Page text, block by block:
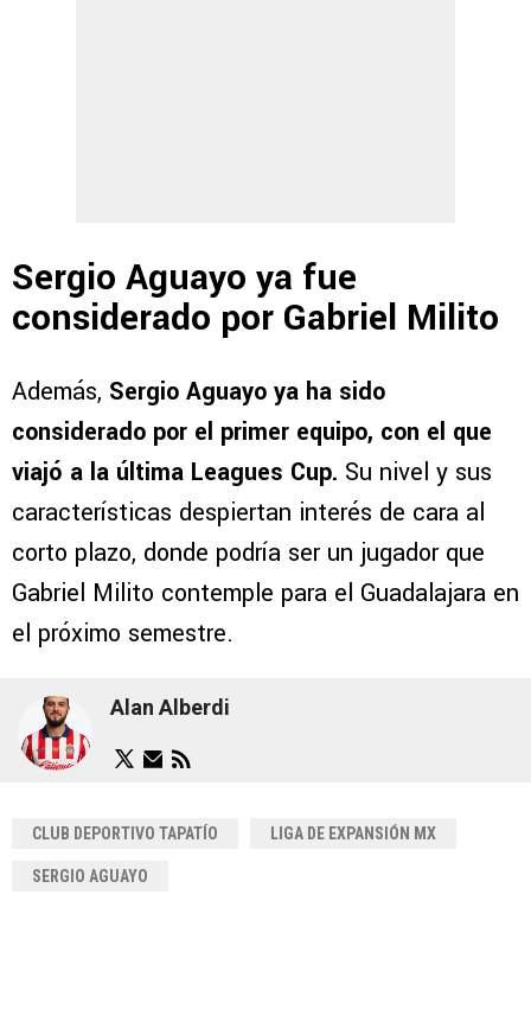
Sergio Aguayo ya fue
considerado por Gabriel Milito
Además, Sergio Aguayo ya ha sido
considerado por el primer equipo, con el que
viajó a la última Leagues Cup. Su nivel y sus
características despiertan interés de cara al
corto plazo, donde podría ser un jugador que
Gabriel Milito contemple para el Guadalajara en
el próximo semestre.
Alan Alberdi
CLUB DEPORTIVO TAPATÍO LIGA DE EXPANSIÓN MX
SERGIO AGUAYO